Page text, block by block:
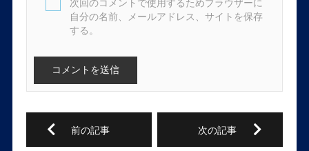
次回のコメントで使用するためブラウザーに
自分の名前、メールアドレス、サイトを保存
する。